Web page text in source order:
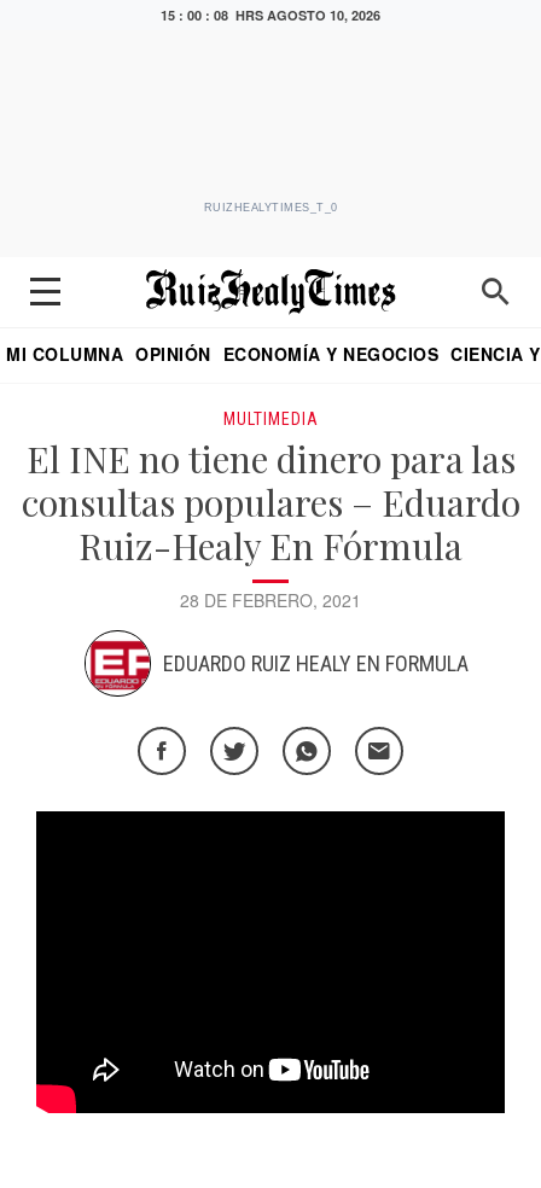
15 : 00 : 08 HRS AGOSTO 10, 2026
RUIZHEALYTIMES_T_0
MI COLUMNA OPINIÓN ECONOMÍA Y NEGOCIOS CIENCIA
MULTIMEDIA
El INE no tiene dinero para las
consultas populares – Eduardo
Ruiz-Healy En Fórmula
28 DE FEBRERO, 2021
EDUARDO RUIZ HEALY EN FORMULA